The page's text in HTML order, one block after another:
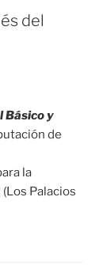
del
Básico y
de
la
Palacios